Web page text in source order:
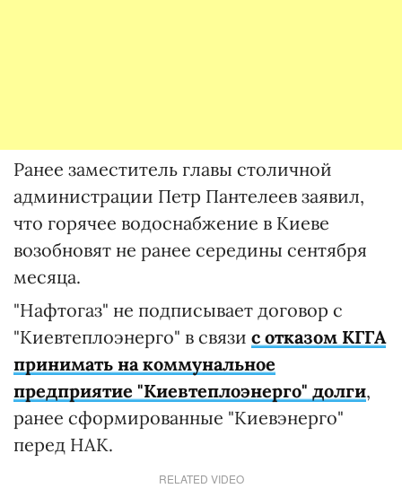
Ранее заместитель главы столичной
администрации Петр Пантелеев заявил,
что горячее водоснабжение в Киеве
возобновят не ранее середины сентября
месяца.
"Нафтогаз" не подписывает договор с
"Киевтеплоэнерго" в связи с отказом КГГА
принимать на коммунальное
предприятие "Киевтеплоэнерго" долги,
ранее сформированные "Киевэнерго"
перед НАК.
RELATED VIDEO